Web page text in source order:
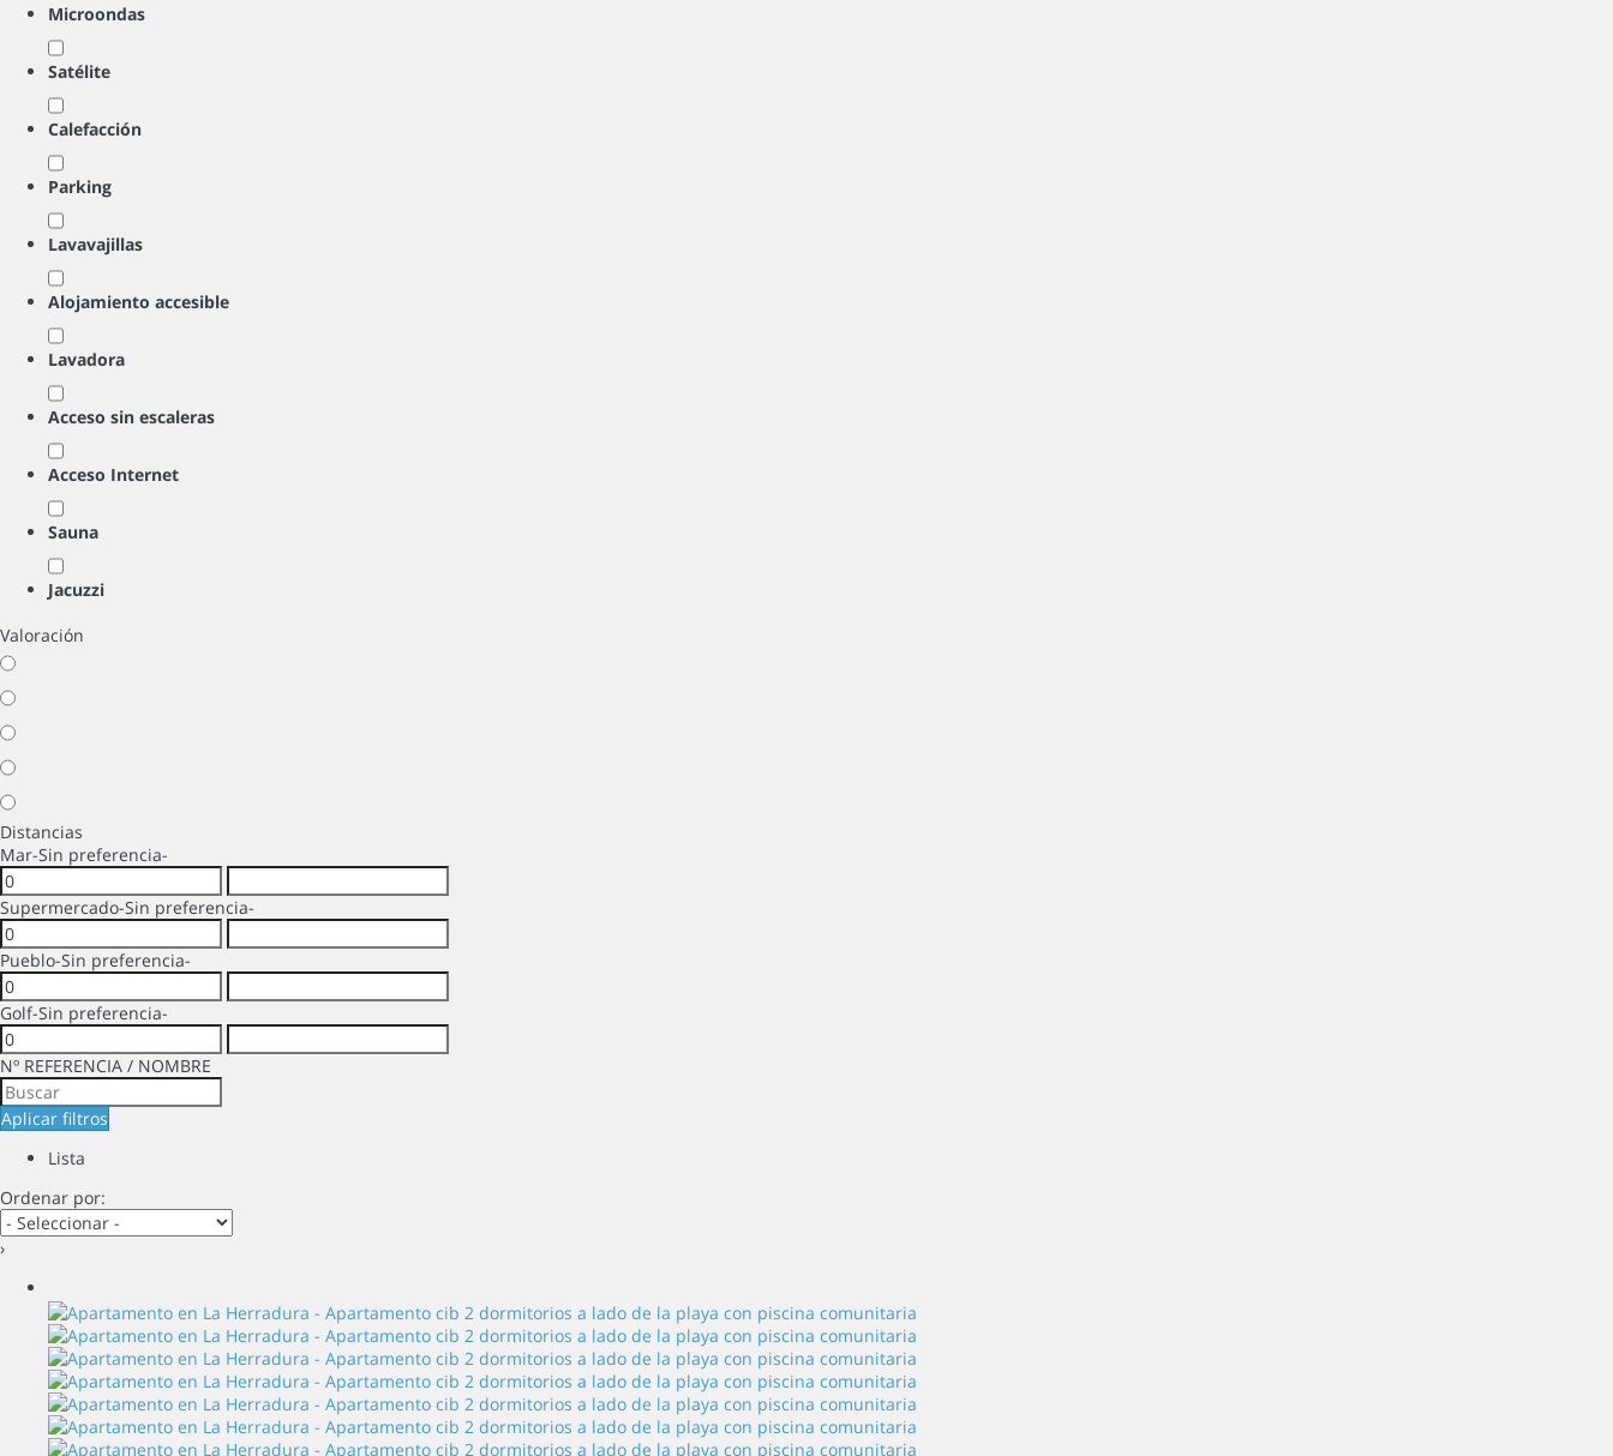
Microondas
Satélite
Calefacción
Parking
Lavavajillas
Alojamiento accesible
Lavadora
Acceso sin escaleras
Acceso Internet
Sauna
Jacuzzi
Valoración
Distancias
Mar-Sin preferencia-
Supermercado-Sin preferencia-
Pueblo-Sin preferencia-
Golf-Sin preferencia-
Nº REFERENCIA / NOMBRE
Aplicar filtros
Lista
Ordenar por:
›